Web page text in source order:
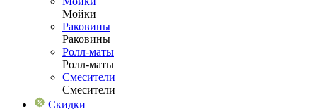
Мойки
Раковины
Раковины
Ролл-маты
Ролл-маты
Смесители
Смесители
Скидки